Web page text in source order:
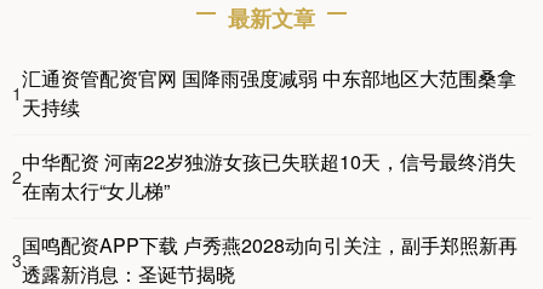
最新文章
1
汇通资管配资官网 国降雨强度减弱 中东部地区大范围桑拿
天持续
2
中华配资 河南22岁独游女孩已失联超10天，信号最终消失
在南太行“女儿梯”
3
国鸣配资APP下载 卢秀燕2028动向引关注，副手郑照新再
透露新消息：圣诞节揭晓